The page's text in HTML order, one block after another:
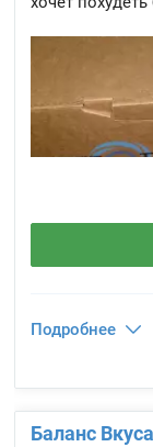
Подробнее
Баланс Вкуса